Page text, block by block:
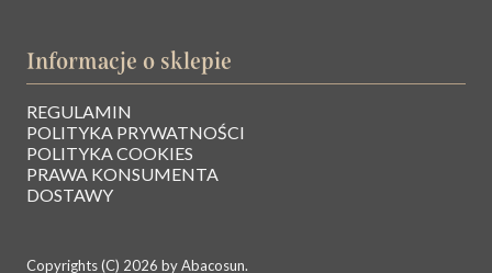
O NAS
BAZA WIEDZY
Informacje o sklepie
REGULAMIN
POLITYKA PRYWATNOŚCI
POLITYKA COOKIES
PRAWA KONSUMENTA
DOSTAWY
Copyrights (C) 2026 by Abacosun.